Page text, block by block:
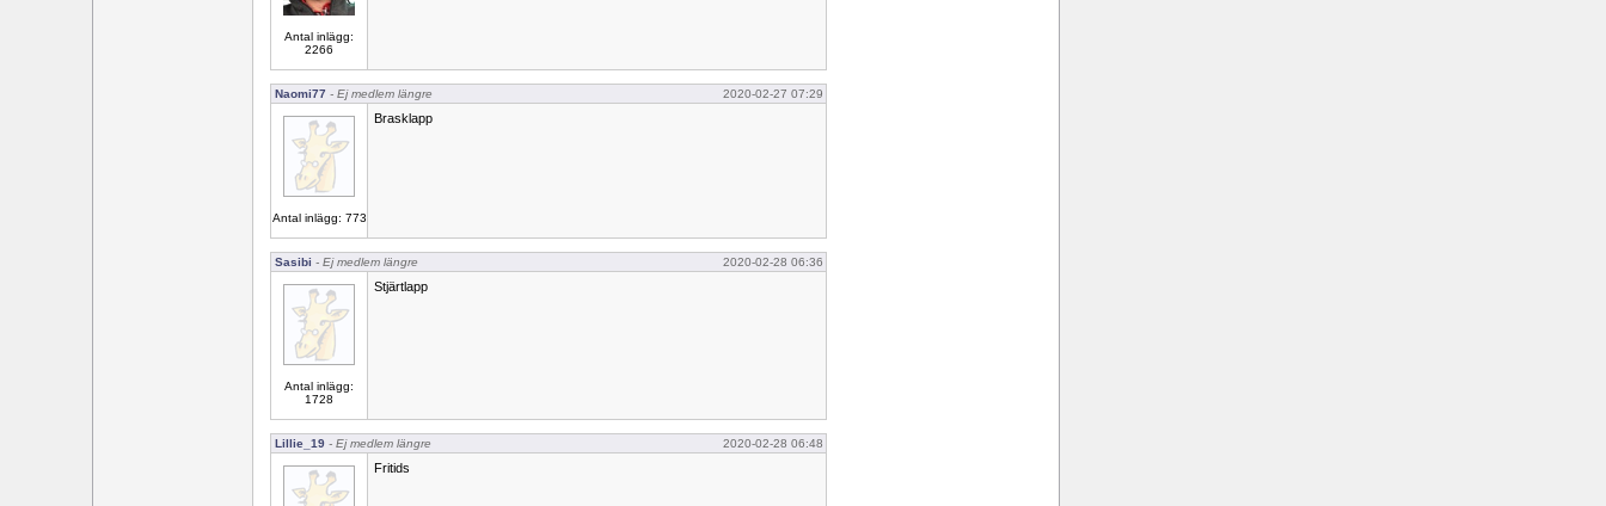
Antal inlägg:
2266
Naomi77 - Ej medlem längre 2020-02-27 07:29
Antal inlägg: 773
Brasklapp
Sasibi - Ej medlem längre 2020-02-28 06:36
Antal inlägg:
1728
Stjärtlapp
Lillie_19 - Ej medlem längre 2020-02-28 06:48
Fritids